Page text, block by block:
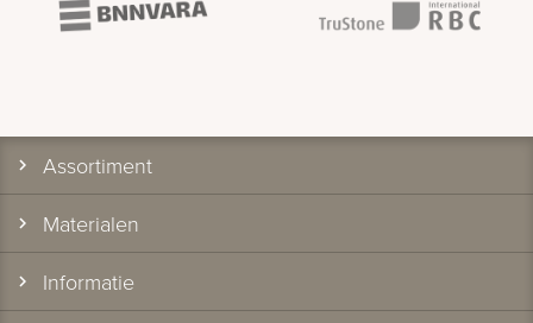
Assortiment
Materialen
Informatie